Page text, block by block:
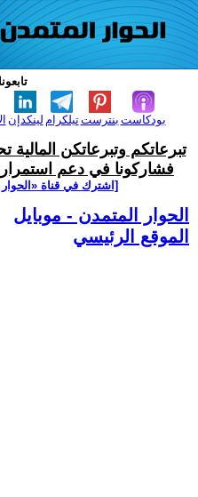
لينكدإن تيلكرامبنترست بودكاست
تبرعاتكم وتبرعاتكن المالية
فشاركونا في دعم
[اشترك في قناة
الحوار المتمدن - موبايل
الموقع الرئيسي